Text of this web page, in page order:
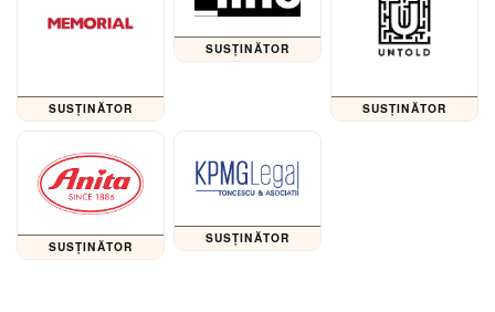
SUSȚINĂTOR
SUSȚINĂTOR
SUSȚINĂTOR
SUSȚINĂTOR
SUSȚINĂTOR